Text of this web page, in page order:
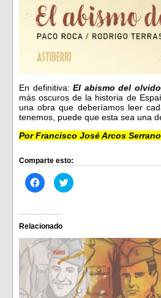
En definitiva:El abismo del olvido
más oscuros de la historia de
una obra que deberíamos leer
tenemos, puede que esta sea una
Por Francisco José Arcos Serrano
Comparte esto:
Haz
clic
Facebook
(Se
abre
en
una
ventana
nueva)
Haz
clic
en
una
ventana
nueva)
Relacionado